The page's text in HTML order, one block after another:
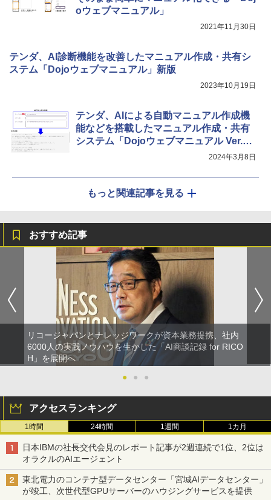
oウェブマニュアル」
2021年11月30日
テンダ、AI診断機能を改善したマニュアル作成・共有シ
ステム「Dojoウェブマニュアル」新版
2023年10月19日
テンダ、AIによる自動マニュアル作成機
能などを搭載したマニュアル作成・共有
システム「Dojoウェブマニュアル Ver.2.
2024年3月8日
もっと関連記事を見る
おすすめ記事
リコージャパンとナレッジワークが資本業務提携、社内
6000人の実践ノウハウを生かした「AI商談記録 for RICO
H」を展開へ
●
● ●
アクセスランキング
1時間 24時間 1週間 1カ月
日本IBMの社長交代会見のレポート記事が2週連続で1位、2位は
オラクルのAIエージェント
東北電力のコンテナ型データセンター「宮城AIデータセンター」
が竣工、次世代型GPUサーバーのハウジングサービスを提供